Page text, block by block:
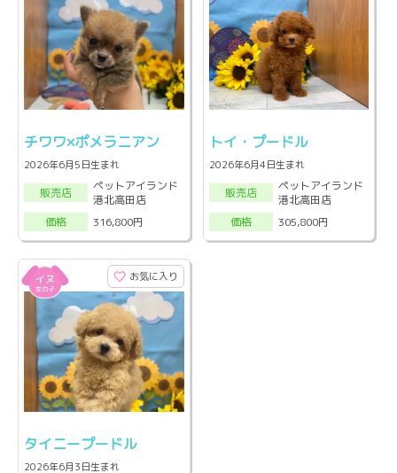
チワワ×ポメラニアン
2026年6月5日生まれ
販売店
ペットアイランド
港北高田店
価格
316,800円
トイ・プードル
2026年6月4日生まれ
販売店
ペットアイランド
港北高田店
価格
305,800円
お気に入り
タイニープードル
2026年6月3日生まれ